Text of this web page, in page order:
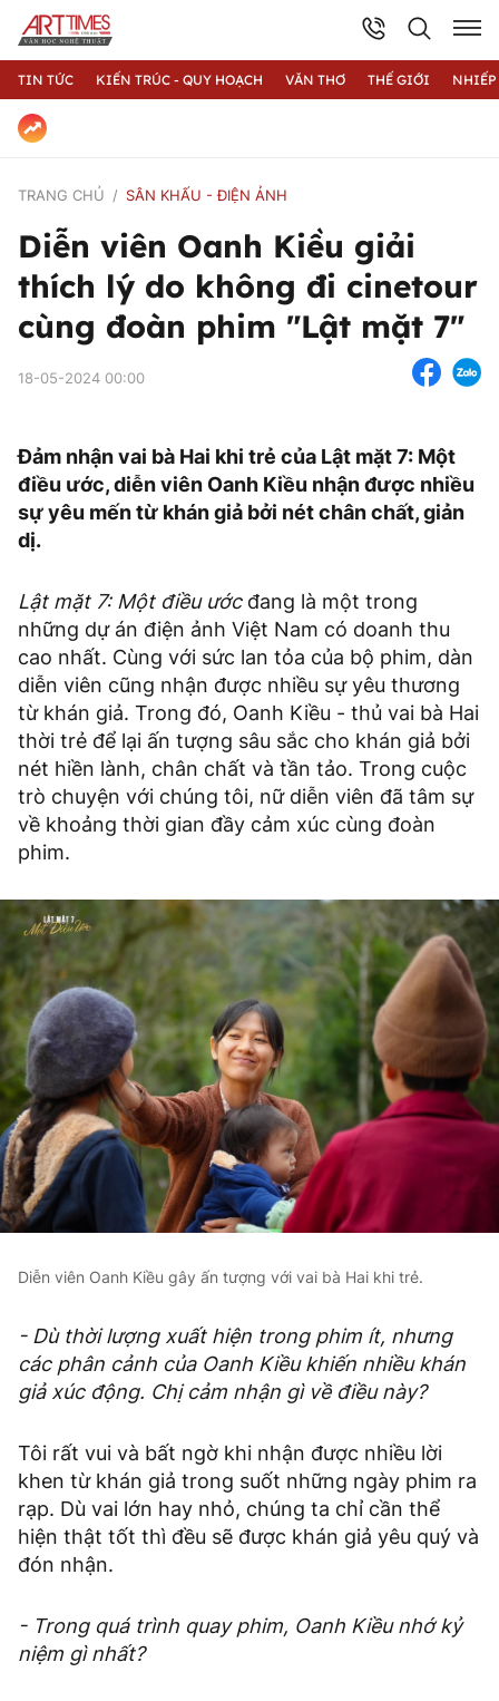
TIN TỨC KIẾN TRÚC - QUY HOẠCH VĂN THƠ THẾ GIỚI
TRANG CHỦ SÂN KHẤU - ĐIỆN ẢNH
Diễn viên Oanh Kiều giải
thích lý do không đi cinetour
cùng đoàn phim "Lật mặt 7"
18-05-2024 00:00
Đảm nhận vai bà Hai khi trẻ của Lật mặt 7: Một
điều ước, diễn viên Oanh Kiều nhận được nhiều
sự yêu mến từ khán giả bởi nét chân chất, giản
dị.
Lật mặt 7: Một điều ướcđang là một trong
những dự án điện ảnh Việt Nam có doanh thu
cao nhất. Cùng với sức lan tỏa của bộ phim, dàn
diễn viên cũng nhận được nhiều sự yêu thương
từ khán giả. Trong đó, Oanh Kiều - thủ vai bà Hai
thời trẻ để lại ấn tượng sâu sắc cho khán giả bởi
nét hiền lành, chân chất và tần tảo. Trong cuộc
trò chuyện với chúng tôi, nữ diễn viên đã tâm sự
về khoảng thời gian đầy cảm xúc cùng đoàn
phim.
Diễn viên Oanh Kiều gây ấn tượng với vai bà Hai khi trẻ.
- Dù thời lượng xuất hiện trong phim ít, nhưng
các phân cảnh của Oanh Kiều khiến nhiều khán
giả xúc động. Chị cảm nhận gì về điều này?
Tôi rất vui và bất ngờ khi nhận được nhiều lời
khen từ khán giả trong suốt những ngày phim ra
rạp. Dù vai lớn hay nhỏ, chúng ta chỉ cần thể
hiện thật tốt thì đều sẽ được khán giả yêu quý và
đón nhận.
- Trong quá trình quay phim, Oanh Kiều nhớ kỷ
niệm gì nhất?